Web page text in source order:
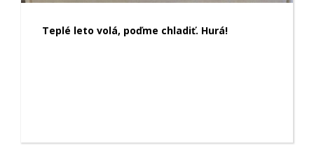
Teplé leto volá, poďme chladiť. Hurá!